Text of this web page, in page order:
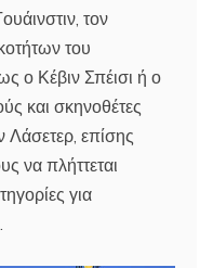
τον
του
ο Κέβιν Σπέισι ή ο
και σκηνοθέτες
επίσης
να πλήττεται
για